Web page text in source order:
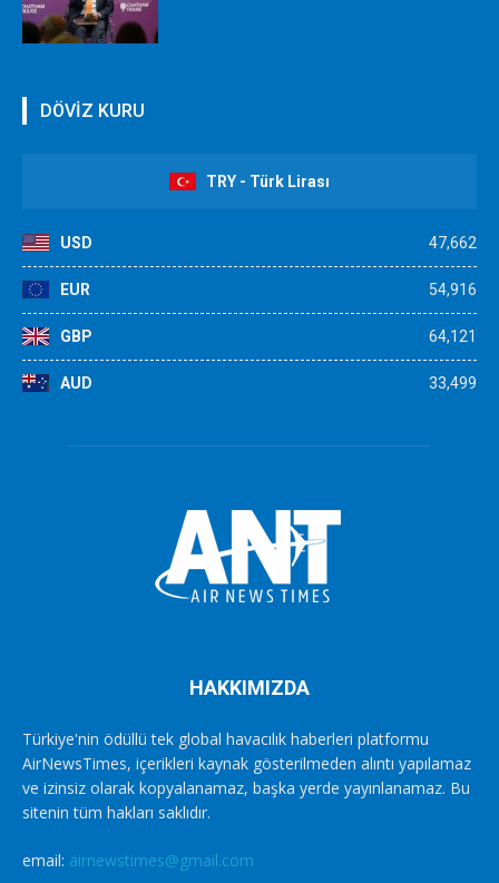
DÖVİZ KURU
TRY - Türk Lirası
USD 47,662
EUR 54,916
GBP 64,121
AUD 33,499
HAKKIMIZDA
Türkiye'nin ödüllü tek global havacılık haberleri platformu
AirNewsTimes, içerikleri kaynak gösterilmeden alıntı yapılamaz
ve izinsiz olarak kopyalanamaz, başka yerde yayınlanamaz. Bu
sitenin tüm hakları saklıdır.
email: airnewstimes@gmail.com